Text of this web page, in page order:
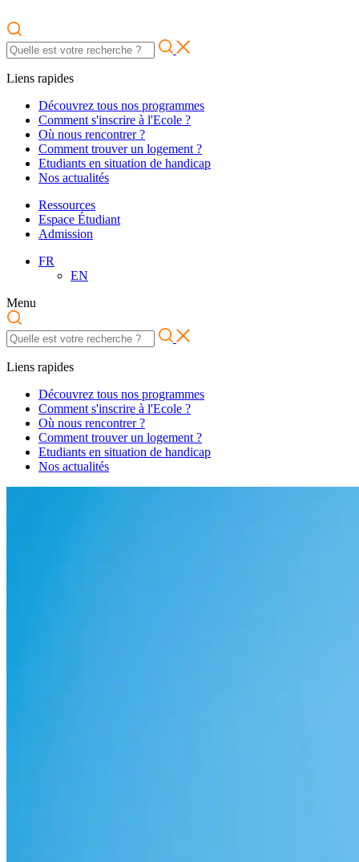
Liens rapides
Découvrez tous nos programmes
Comment s'inscrire à l'Ecole ?
Où nous rencontrer ?
Comment trouver un logement ?
Etudiants en situation de handicap
Nos actualités
Ressources
Espace Étudiant
Admission
FR
EN
Menu
Liens rapides
Découvrez tous nos programmes
Comment s'inscrire à l'Ecole ?
Où nous rencontrer ?
Comment trouver un logement ?
Etudiants en situation de handicap
Nos actualités